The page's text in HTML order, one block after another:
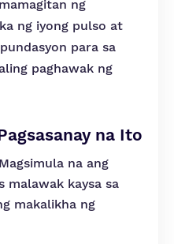
ng
ng iyong pulso at
para sa
paghawak ng
na Ito
Magsimula na ang
malawak kaysa sa
makalikha ng